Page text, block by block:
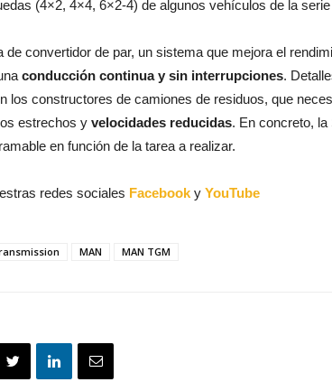
(4×2, 4×4, 6×2-4) de algunos vehículos de la
de convertidor de par, un sistema que mejora el
conducción continua y sin interrupciones.
los constructores de camiones de residuos, que
estrechos y velocidades reducidas. En concreto, la
en función de la tarea a realizar.
redes sociales Facebook y YouTube
MAN MAN TGM